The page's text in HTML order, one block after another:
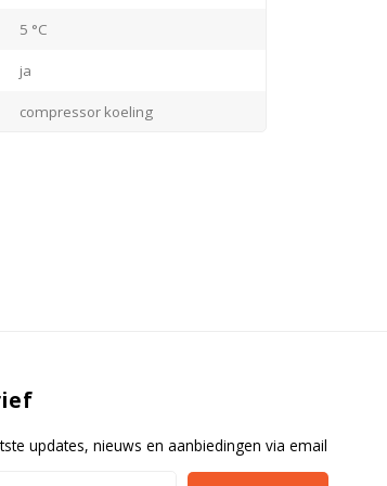
5 °C
ja
compressor koeling
ja
jaupdates, nieuws en aanbiedingen via email